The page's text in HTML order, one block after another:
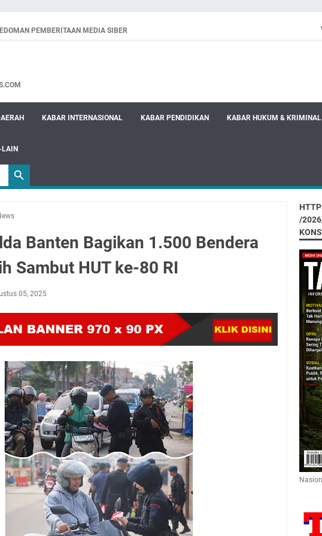
PEMBERITAAN MEDIA SIBER
KABAR INTERNASIONAL KABAR PENDIDIKAN KABAR HUKUM & KRIMINAL
Banten Bagikan 1.500 Bendera
Sambut HUT ke-80 RI
05, 2025
/